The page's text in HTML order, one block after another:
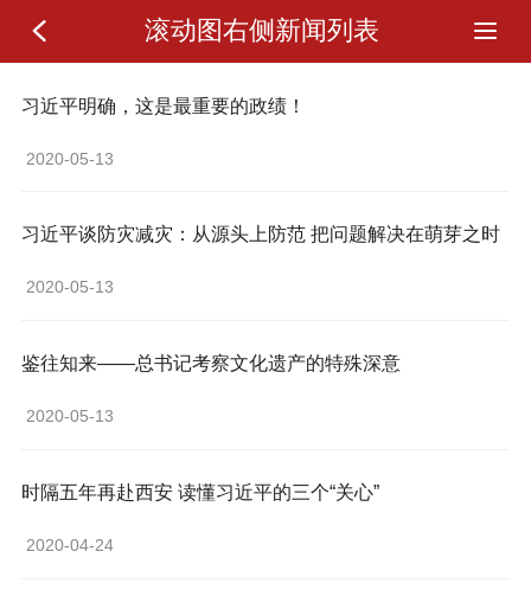
滚动图右侧新闻列表
习近平明确，这是最重要的政绩！
2020-05-13
习近平谈防灾减灾：从源头上防范 把问题解决在萌芽之时
2020-05-13
鉴往知来——总书记考察文化遗产的特殊深意
2020-05-13
时隔五年再赴西安 读懂习近平的三个“关心”
2020-04-24